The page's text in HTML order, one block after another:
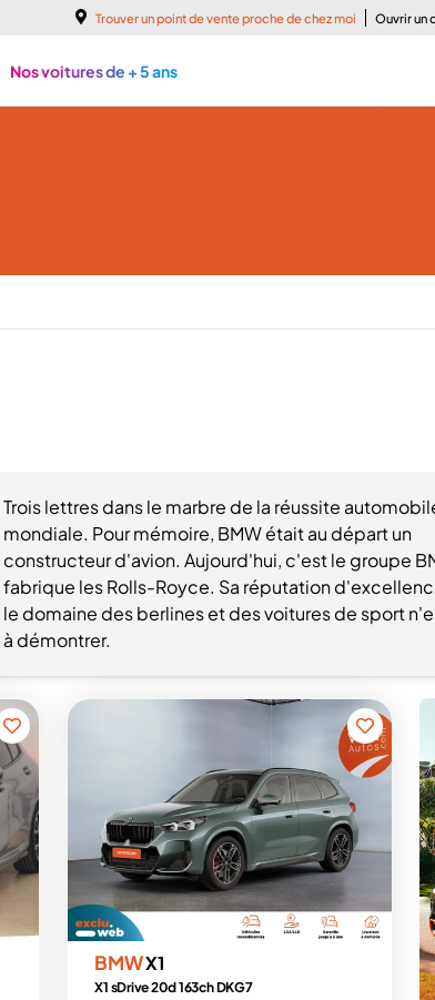
Trouver un point de vente proche de chez moi Ouvrir un
Nos voitures de + 5 ans
Trois lettres dans le marbre de la réussite
mondiale. Pour mémoire, BMW était au départ un
constructeur d'avion. Aujourd'hui, c'est le groupe
fabrique les Rolls-Royce. Sa réputation
le domaine des berlines et des voitures de sport
à démontrer.
BMWX1
X1 sDrive 20d 163ch DKG7